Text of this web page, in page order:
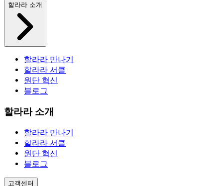
할라라 소개
할라라 만나기
할라라 서클
원단 혁신
블로그
할라라 소개
할라라 만나기
할라라 서클
원단 혁신
블로그
고객센터